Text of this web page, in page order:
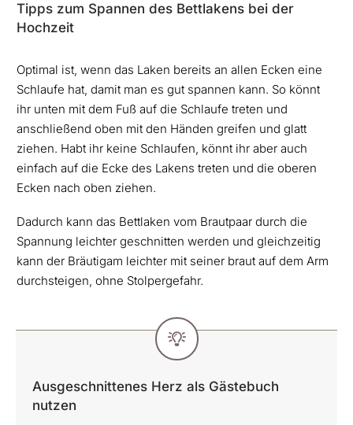
Tipps zum Spannen des Bettlakens bei der
Hochzeit
Optimal ist, wenn das Laken bereits an allen Ecken eine
Schlaufe hat, damit man es gut spannen kann. So könnt
ihr unten mit dem Fuß auf die Schlaufe treten und
anschließend oben mit den Händen greifen und glatt
ziehen. Habt ihr keine Schlaufen, könnt ihr aber auch
einfach auf die Ecke des Lakens treten und die oberen
Ecken nach oben ziehen.
Dadurch kann das Bettlaken vom Brautpaar durch die
Spannung leichter geschnitten werden und gleichzeitig
kann der Bräutigam leichter mit seiner braut auf dem Arm
durchsteigen, ohne Stolpergefahr.
Ausgeschnittenes Herz als Gästebuch
nutzen